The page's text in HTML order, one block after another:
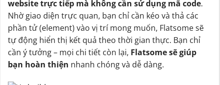
website trực tiếp mà không cần sử dụng mã code.
Nhờ giao diện trực quan, bạn chỉ cần kéo và thả các
phần tử (element) vào vị trí mong muốn, Flatsome sẽ
tự động hiển thị kết quả theo thời gian thực. Bạn chỉ
cần ý tưởng – mọi chi tiết còn lại, Flatsome sẽ giúp
bạn hoàn thiện nhanh chóng và dễ dàng.